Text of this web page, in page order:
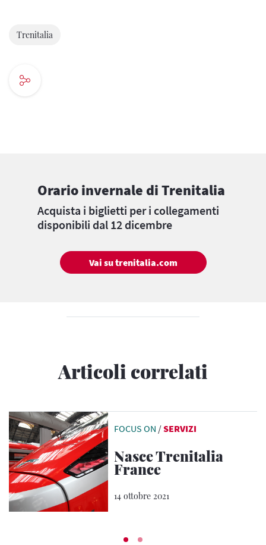
Trenitalia
Orario invernale di Trenitalia
Acquista i biglietti per i collegamenti
disponibili dal 12 dicembre
Vai su trenitalia.com
Articoli correlati
FOCUS ON /SERVIZI
Nasce Trenitalia
France
14 ottobre 2021